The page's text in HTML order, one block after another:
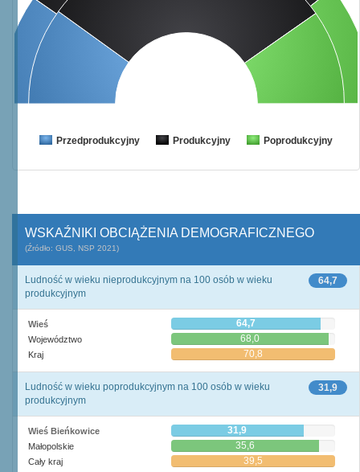
Przedprodukcyjny Produkcyjny Poprodukcyjny
WSKAŹNIKI OBCIĄŻENIA DEMOGRAFICZNEGO
(Źródło: GUS, NSP 2021)
64,7
Ludność w wieku nieprodukcyjnym na 100 osób w wieku
produkcyjnym
Wieś 64,7
Województwo 68,0
Kraj 70,8
31,9
Ludność w wieku poprodukcyjnym na 100 osób w wieku
produkcyjnym
Wieś Bieńkowice 31,9
Małopolskie 35,6
Cały kraj 39,5